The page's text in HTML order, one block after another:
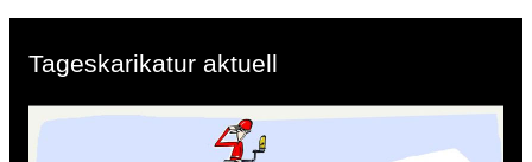
Tageskarikatur aktuell